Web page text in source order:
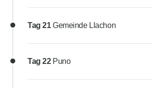
Tag 21Gemeinde Llachon
Tag 22 Puno